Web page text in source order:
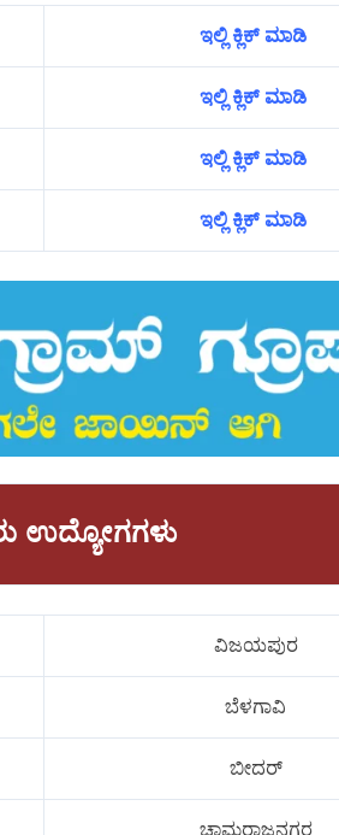
ಇಲ್ಲಿ ಕ್ಲಿಕ್ ಮಾಡಿ
ಇಲ್ಲಿ ಕ್ಲಿಕ್ ಮಾಡಿ
ಇಲ್ಲಿ ಕ್ಲಿಕ್ ಮಾಡಿ
ಇಲ್ಲಿ ಕ್ಲಿಕ್ ಮಾಡಿ
ಉದ್ಯೋಗಗಳು
ವಿಜಯಪುರ
ಬೆಳಗಾವಿ
ಬೀದರ್
ಚಾಮರಾಜನಗರ